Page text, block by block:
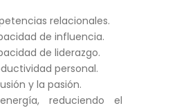
relacionales.
de influencia.
de liderazgo.
personal.
y la pasión.
reduciendo el